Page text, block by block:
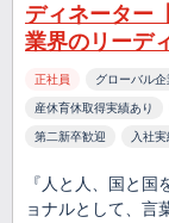
ディネーター
業界のリーデ
正社員 グローバル企
産休育休取得実績あり
第二新卒歓迎 入社実
『人と人、国と
ョナルとして、言